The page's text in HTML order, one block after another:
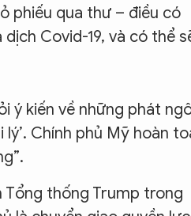
phiếu qua thư – điều có
Covid-19, và có thể
ý kiến về những phát
Chính phủ Mỹ hoàn
thống Trump trong